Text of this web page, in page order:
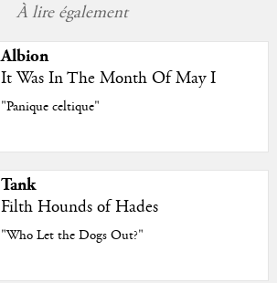
À lire également
Albion
It Was In The Month Of May I
"Panique celtique"
Tank
Filth Hounds of Hades
"Who Let the Dogs Out?"